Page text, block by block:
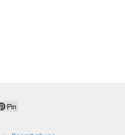
Pin